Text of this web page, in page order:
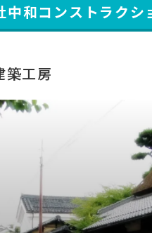
中和コンストラクシ
築工房